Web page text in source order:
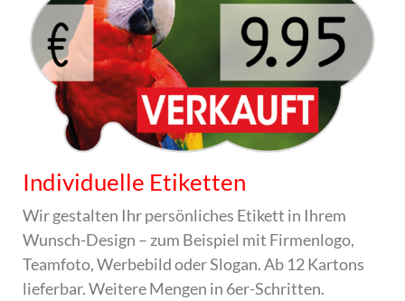
Individuelle Etiketten
Wir gestalten Ihr persönliches Etikett in Ihrem
Wunsch-Design – zum Beispiel mit Firmenlogo,
Teamfoto, Werbebild oder Slogan. Ab 12 Kartons
lieferbar. Weitere Mengen in 6er-Schritten.